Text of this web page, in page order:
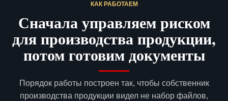
КАК РАБОТАЕМ
Сначала управляем риском
для производства продукции,
потом готовим документы
Порядок работы построен так, чтобы собственник
производства продукции видел не набор файлов,